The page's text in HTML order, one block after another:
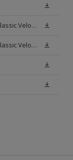
Fiche de données de sécurité Alpha Classic Velours Base N00
Fiche de données de sécurité Alpha Classic Velours Blanc